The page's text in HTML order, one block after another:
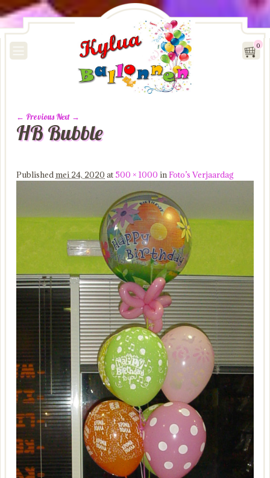
0
Image navigation
← Previous Next →
HB Bubble
Publishedmei 24, 2020 at500 × 1000 inFoto’s Verjaardag